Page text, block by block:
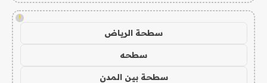
!
سطحة الرياض
سطحه
سطحة بين المدن